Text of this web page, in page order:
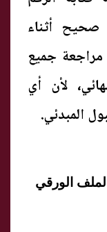
أثناء
مراجعة جميع
لأن أي
المبدئي.
الملف الورقي